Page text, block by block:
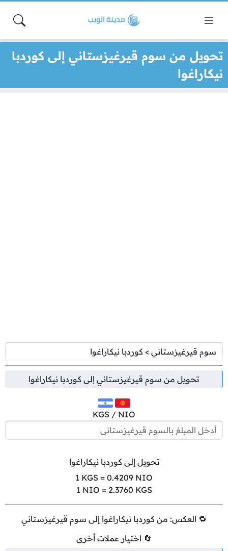
تحويل من سوم قيرغيزستاني إلى كوردبا
نيكاراغوا
تحويل من سوم قيرغيزستاني إلى كوردبا نيكاراغوا
KGS / NIO
تحويل إلى كوردبا نيكاراغوا
1 KGS = 0.4209 NIO
1 NIO = 2.3760 KGS
🔁 العكس: من كوردبا نيكاراغوا إلى سوم قيرغيزستاني
🔄 اختيار عملات أخرى